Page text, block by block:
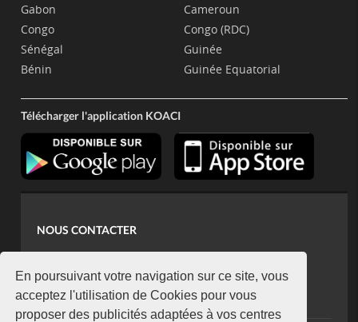
En poursuivant votre navigation sur ce site, vous
acceptez l'utilisation de Cookies pour vous
proposer des publicités adaptées à vos centres
Gabon
Congo
Sénégal
Bénin
Cameroun
Congo (RDC)
Guinée
Guinée Equatorial
Télécharger l'application KOACI
NOUS CONTACTER
koaci@yahoo.fr
+225 07 08 85 52 93